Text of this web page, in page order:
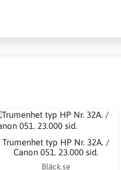
Trumenhet typ HP Nr. 32A. /
Canon 051. 23.000 sid.
Bläck.se